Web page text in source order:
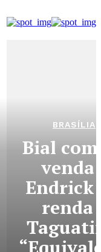
BRASÍLIA
Bial
venda
Endrick
renda